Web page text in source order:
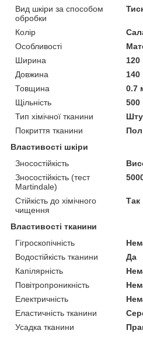
Вид шкіри за способом
обробки
Колір
Особливості
Ширина
Довжина
Товщина
0.7
Щільність
500
Тип хімічної тканини
Покриття тканини
Властивості шкіри
Зносостійкість
Зносостійкість (тест
Martindale)
Стійкість до хімічного
чищення
Так
Властивості тканини
Гігроскопічність
Водостійкість тканини
Да
Капілярність
Повітропроникність
Електричність
Еластичність тканини
Усадка тканини